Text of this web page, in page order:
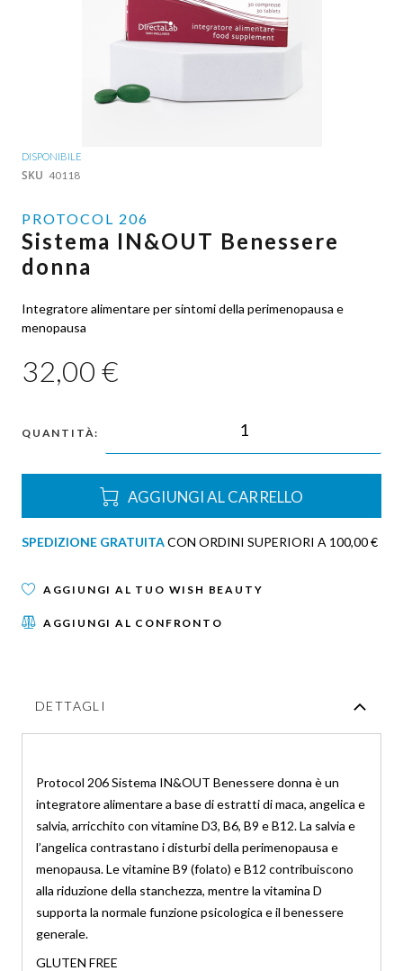
DISPONIBILE
SKU 40118
PROTOCOL 206
Sistema IN&OUT Benessere
donna
Integratore alimentare per sintomi della perimenopausa e
menopausa
32,00 €
QUANTITÀ:
AGGIUNGI AL CARRELLO
SPEDIZIONE GRATUITACON ORDINI SUPERIORI A 100,00 €
AGGIUNGI AL TUO WISH BEAUTY
AGGIUNGI AL CONFRONTO
Vai
all'inizio
galleria
di
immagini
DETTAGLI
Protocol 206 Sistema IN&OUT Benessere donna è un
integratore alimentare a base di estratti di maca, angelica e
salvia, arricchito con vitamine D3, B6, B9 e B12. La salvia e
l’angelica contrastano i disturbi della perimenopausa e
menopausa. Le vitamine B9 (folato) e B12 contribuiscono
alla riduzione della stanchezza, mentre la vitamina D
supporta la normale funzione psicologica e il benessere
generale.
GLUTEN FREE